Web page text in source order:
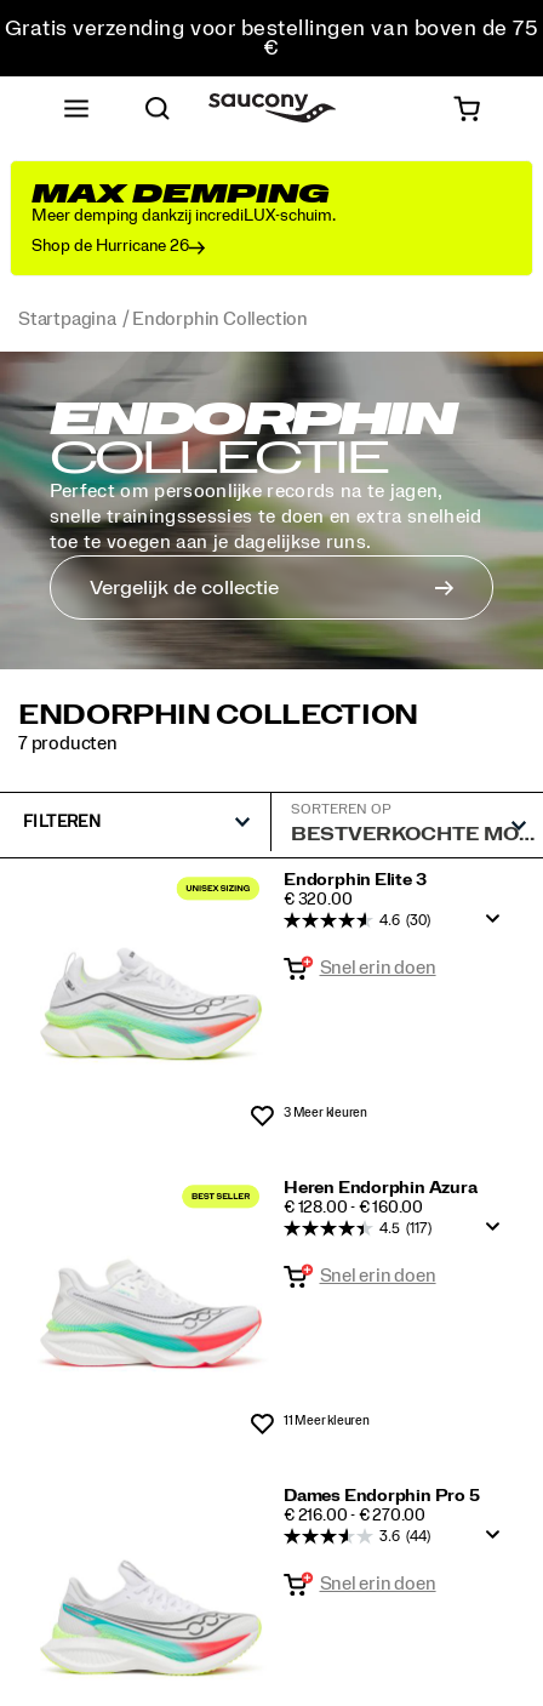
Gratis verzending voor bestellingen van boven de 75
€
Gratis retourzending voor alle bestellingen
Krijg 10% korting op je eerste bestelling
MAX DEMPING
Meer demping dankzij incrediLUX-schuim.
Shop de Hurricane 26
Startpagina Endorphin Collection
ENDORPHIN
COLLECTIE
Perfect om persoonlijke records na te jagen,
snelle trainingssessies te doen en extra snelheid
toe te voegen aan je dagelijkse runs.
Vergelijk de collectie
ENDORPHIN COLLECTION
7 producten
FILTEREN
SORTEREN OP
Endorphin Elite 3
PRICE
€ 320.00
Wenslijst
4.6 (30)
Snel erin doen
3 Meer kleuren
Heren Endorphin Azura
PRICE
€ 128.00 - € 160.00
Wenslijst
4.5 (117)
Snel erin doen
11 Meer kleuren
Dames Endorphin Pro 5
PRICE
€ 216.00 - € 270.00
3.6 (44)
Snel erin doen